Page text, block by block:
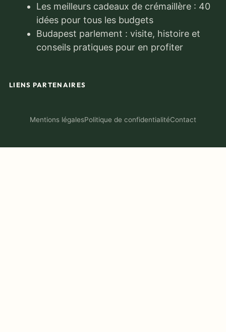
Les meilleurs cadeaux de crémaillère : 40
idées pour tous les budgets
Budapest parlement : visite, histoire et
conseils pratiques pour en profiter
LIENS PARTENAIRES
Mentions légalesPolitique de confidentialitéContact